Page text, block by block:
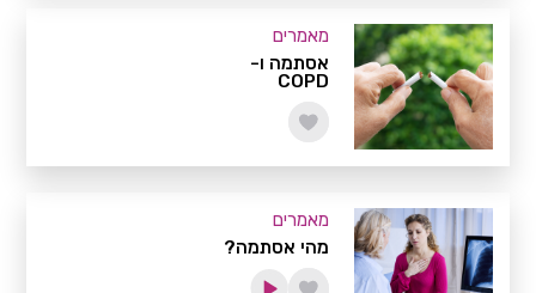
מאמרים
אסתמה ו-
COPD
מאמרים
מהי אסתמה?